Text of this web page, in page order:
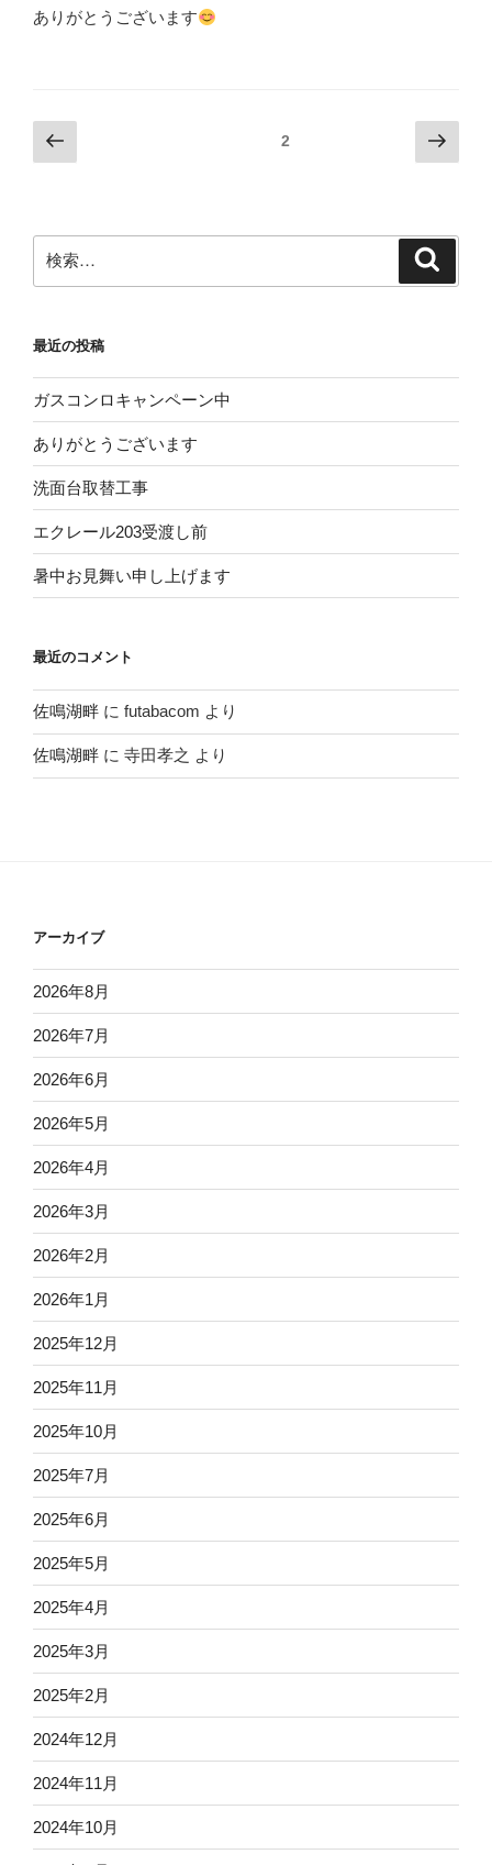
ありがとうございます
投
稿
ー
ジ
り
前
の
ジ
固定ページ2
次
の
ジ
索:
最近の投稿
ガスコンロキャンペーン中
ありがとうございます
洗面台取替工事
エクレール203受渡し前
暑中お見舞い申し上げます
最近のコメント
佐鳴湖畔 に futabacom より
佐鳴湖畔 に 寺田孝之 より
アーカイブ
2026年8月
2026年7月
2026年6月
2026年5月
2026年4月
2026年3月
2026年2月
2026年1月
2025年12月
2025年11月
2025年10月
2025年7月
2025年6月
2025年5月
2025年4月
2025年3月
2025年2月
2024年12月
2024年11月
2024年10月